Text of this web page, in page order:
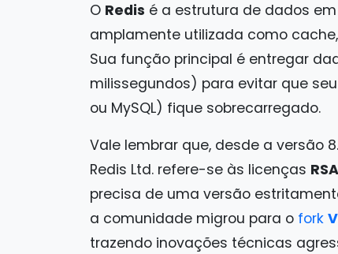
O Redis é a estrutura de dados
amplamente utilizada como
Sua função principal é entregar
milissegundos) para evitar que
ou MySQL) fique sobrecarregado.
Vale lembrar que, desde a versão
Redis Ltd. refere-se às licenças
precisa de uma versão
a comunidade migrou para o fork
trazendo inovações técnicas